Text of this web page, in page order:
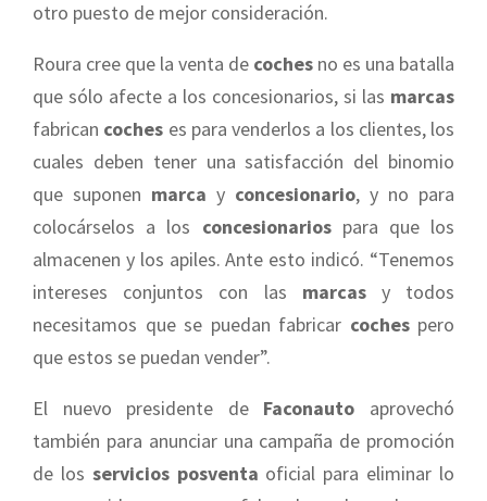
otro puesto de mejor consideración.
Roura cree que la venta de coches no es una batalla
que sólo afecte a los concesionarios, si las marcas
fabrican coches es para venderlos a los clientes, los
cuales deben tener una satisfacción del binomio
que suponen marca y concesionario, y no para
colocárselos a los concesionariospara que los
almacenen y los apiles. Ante esto indicó. “Tenemos
intereses conjuntos con las marcasy todos
necesitamos que se puedan fabricar cochespero
que estos se puedan vender”.
El nuevo presidente de Faconauto aprovechó
también para anunciar una campaña de promoción
de los servicios posventa oficial para eliminar lo